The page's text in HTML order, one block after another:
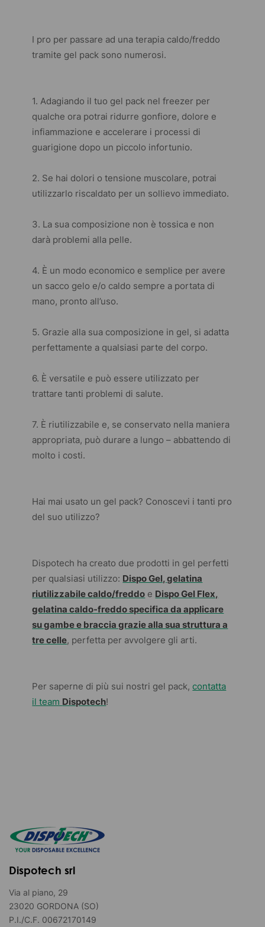
I pro per passare ad una terapia caldo/freddo
tramite gel pack sono numerosi.
1. Adagiando il tuo gel pack nel freezer per
qualche ora potrai ridurre gonfiore, dolore e
infiammazione e accelerare i processi di
guarigione dopo un piccolo infortunio.
2. Se hai dolori o tensione muscolare, potrai
utilizzarlo riscaldato per un sollievo immediato.
3. La sua composizione non è tossica e non
darà problemi alla pelle.
4. È un modo economico e semplice per avere
un sacco gelo e/o caldo sempre a portata di
mano, pronto all’uso.
5. Grazie alla sua composizione in gel, si adatta
perfettamente a qualsiasi parte del corpo.
6. È versatile e può essere utilizzato per
trattare tanti problemi di salute.
7. È riutilizzabile e, se conservato nella maniera
appropriata, può durare a lungo – abbattendo di
molto i costi.
Hai mai usato un gel pack? Conoscevi i tanti pro
del suo utilizzo?
Dispotech ha creato due prodotti in gel perfetti
per qualsiasi utilizzo: Dispo Gel, gelatina
riutilizzabile caldo/freddo e Dispo Gel Flex,
gelatina caldo-freddo specifica da applicare
su gambe e braccia grazie alla sua struttura a
tre celle, perfetta per avvolgere gli arti.
Per saperne di più sui nostri gel pack,contatta
il team Dispotech!
Dispotech srl
Via al piano, 29
23020 GORDONA (SO)
P.I./C.F. 00672170149